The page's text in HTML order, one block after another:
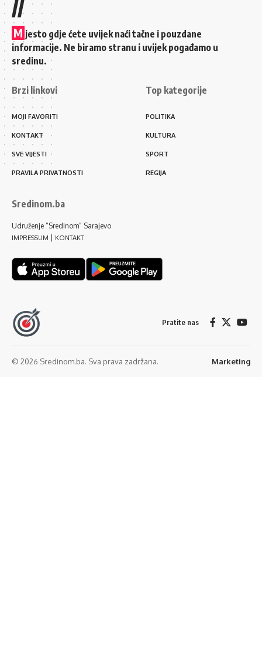
M jesto gdje ćete uvijek naći tačne i pouzdane
informacije. Ne biramo stranu i uvijek pogađamo u
sredinu.
Brzi linkovi
MOJI FAVORITI
KONTAKT
SVE VIJESTI
PRAVILA PRIVATNOSTI
Top kategorije
POLITIKA
KULTURA
SPORT
REGIJA
Sredinom.ba
Udruženje “Sredinom” Sarajevo
IMPRESSUM KONTAKT
Pratite nas
© 2026 Sredinom.ba. Sva prava zadržana. Marketing